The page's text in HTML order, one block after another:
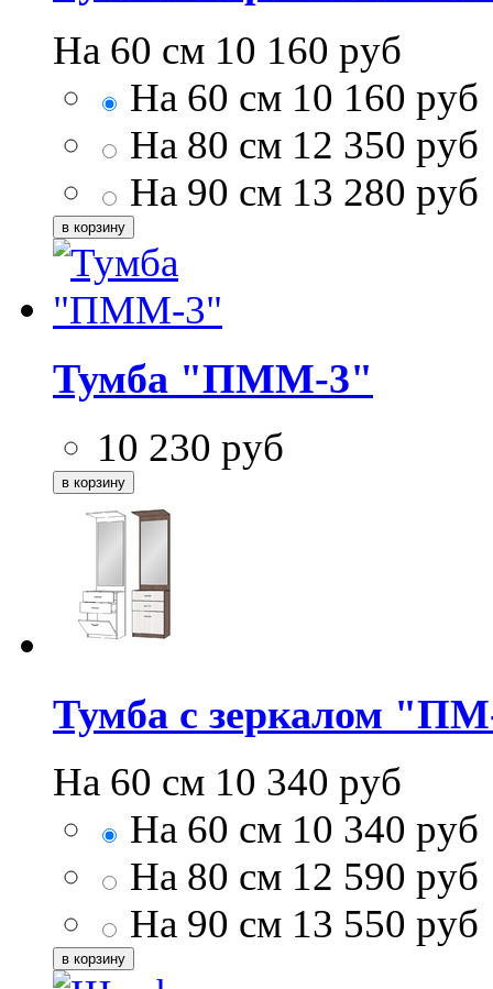
На 60 см 10 160 руб
На 60 см 10 160 руб
На 80 см 12 350 руб
На 90 см 13 280 руб
Тумба "ПММ-3"
10 230 руб
Тумба с зеркалом
На 60 см 10 340 руб
На 60 см 10 340 руб
На 80 см 12 590 руб
На 90 см 13 550 руб